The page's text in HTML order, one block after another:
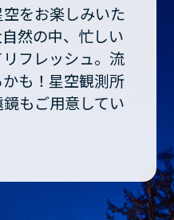
をお楽しみいた
然の中、忙しい
フレッシュ。流
も！星空観測所
もご用意してい